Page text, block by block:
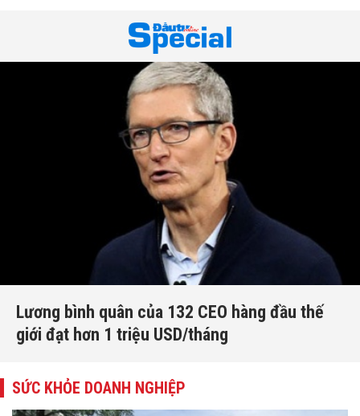
Lương bình quân của 132 CEO hàng đầu thế
giới đạt hơn 1 triệu USD/tháng
SỨC KHỎE DOANH NGHIỆP